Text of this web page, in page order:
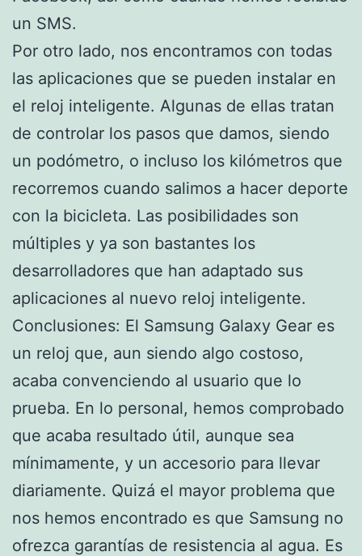
un SMS.
Por otro lado, nos encontramos con todas
las aplicaciones que se pueden instalar en
el reloj inteligente. Algunas de ellas tratan
de controlar los pasos que damos, siendo
un podómetro, o incluso los kilómetros que
recorremos cuando salimos a hacer deporte
con la bicicleta. Las posibilidades son
múltiples y ya son bastantes los
desarrolladores que han adaptado sus
aplicaciones al nuevo reloj inteligente.
Conclusiones: El Samsung Galaxy Gear es
un reloj que, aun siendo algo costoso,
acaba convenciendo al usuario que lo
prueba. En lo personal, hemos comprobado
que acaba resultado útil, aunque sea
mínimamente, y un accesorio para llevar
diariamente. Quizá el mayor problema que
nos hemos encontrado es que Samsung no
ofrezca garantías de resistencia al agua. Es